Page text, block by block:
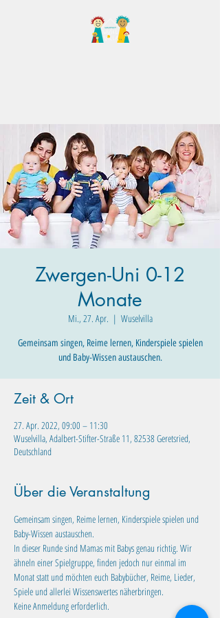
Zwergen-Uni 0-12
Monate
Mi., 27. Apr.
  |
Wuselvilla
Gemeinsam singen, Reime lernen, Kinderspiele spielen
und Baby-Wissen austauschen.
Zeit & Ort
27. Apr. 2022, 09:00 – 11:30
Wuselvilla, Adalbert-Stifter-Straße 11, 82538 Geretsried,
Deutschland
Über die Veranstaltung
Gemeinsam singen, Reime lernen, Kinderspiele spielen und
Baby-Wissen austauschen.
In dieser Runde sind Mamas mit Babys genau richtig. Wir
ähneln einer Spielgruppe, finden jedoch nur einmal im
Monat statt und möchten euch Babybücher, Reime, Lieder,
Spiele und allerlei Wissenswertes näherbringen.
Keine Anmeldung erforderlich.